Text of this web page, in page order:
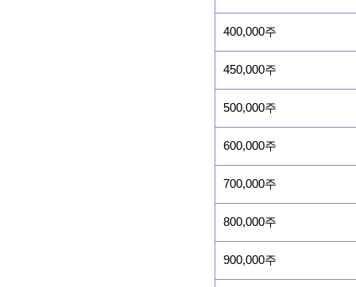
400,000주
450,000주
500,000주
600,000주
700,000주
800,000주
900,000주